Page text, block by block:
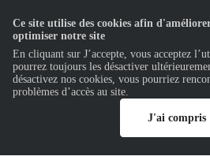
Ce site utilise des cookies afin
optimiser notre site
En cliquant sur J’accepte, vous acceptez
pourrez toujours les désactiver
désactivez nos cookies, vous pourriez
problèmes d’accès au site.
J'ai compris